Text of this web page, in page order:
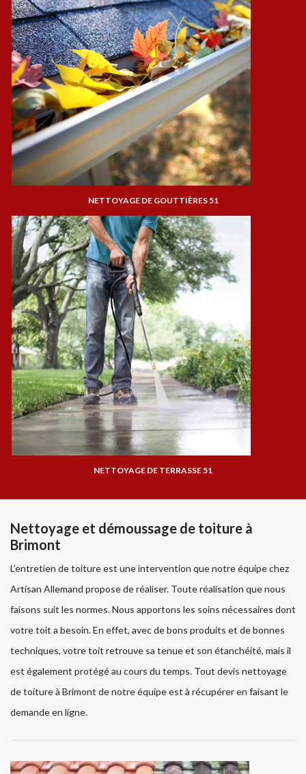
NETTOYAGE DE GOUTTIÈRES 51
NETTOYAGE DE TERRASSE 51
Nettoyage et démoussage de toiture à
Brimont
L’entretien de toiture est une intervention que notre équipe chez
Artisan Allemand propose de réaliser. Toute réalisation que nous
faisons suit les normes. Nous apportons les soins nécessaires dont
votre toit a besoin. En effet, avec de bons produits et de bonnes
techniques, votre toit retrouve sa tenue et son étanchéité, mais il
est également protégé au cours du temps. Tout devis nettoyage
de toiture à Brimont de notre équipe est à récupérer en faisant le
demande en ligne.